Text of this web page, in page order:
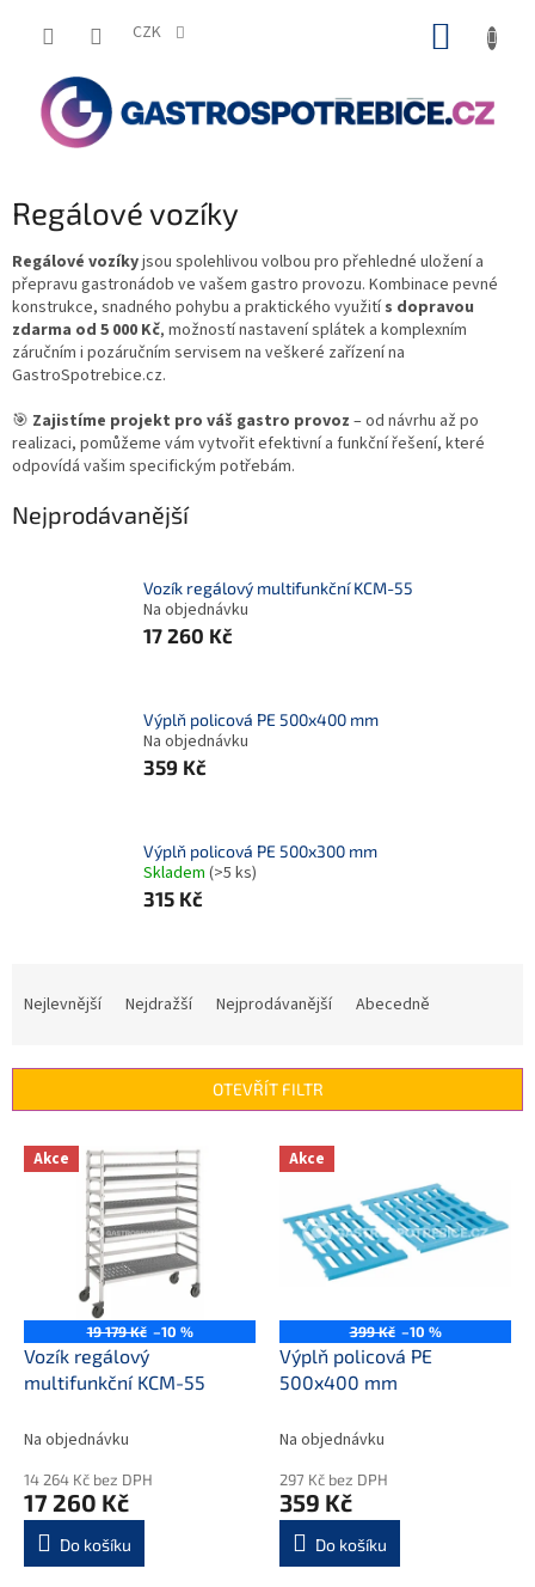
CZK
Regálové vozíky
Regálové vozíkyjsou spolehlivou volbou pro přehledné uložení a
přepravu gastronádob ve vašem gastro provozu. Kombinace pevné
konstrukce, snadného pohybu a praktického využitís dopravou
zdarma od 5 000 Kč, možností nastavení splátek a komplexním
záručním i pozáručním servisem na veškeré zařízení na
GastroSpotrebice.cz.
🎯 Zajistíme projekt pro váš gastro provoz – od návrhu až po
realizaci, pomůžeme vám vytvořit efektivní a funkční řešení, které
odpovídá vašim specifickým potřebám.
Nejprodávanější
Vozík regálový multifunkční KCM-55
Na objednávku
17 260 Kč
Výplň policová PE 500x400 mm
Na objednávku
359 Kč
Výplň policová PE 500x300 mm
Skladem (>5 ks)
315 Kč
í
Nejlevnější Nejdražší Nejprodávanější Abecedně
OTEVŘÍT FILTR
V Akce
19 179 Kč –10 %
Vozík regálový
multifunkční KCM-55
Na objednávku
14 264 Kč bez DPH
17 260 Kč
Do košíku
Akce
399 Kč –10 %
Výplň policová PE
500x400 mm
Na objednávku
297 Kč bez DPH
359 Kč
Do košíku